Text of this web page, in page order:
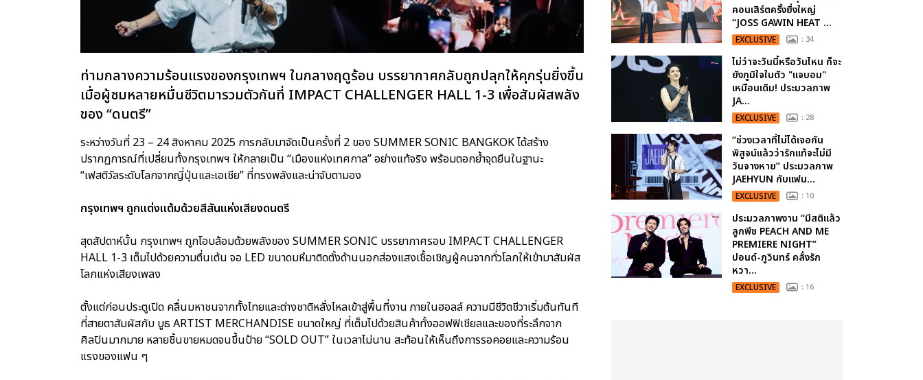
ท่ามกลางความร้อนแรงของกรุงเทพฯ ในกลางฤดูร้อน บรรยากาศกลับถูกปลุกให้คุกรุ่นยิ่งขึ้น
เมื่อผู้ชมหลายหมื่นชีวิตมารวมตัวกันที่ IMPACT CHALLENGER HALL 1-3 เพื่อสัมผัสพลัง
ของ “ดนตรี”
ระหว่างวันที่ 23 – 24 สิงหาคม 2025 การกลับมาจัดเป็นครั้งที่ 2 ของ SUMMER SONIC BANGKOK ได้สร้าง
ปรากฏการณ์ที่เปลี่ยนทั้งกรุงเทพฯ ให้กลายเป็น “เมืองแห่งเทศกาล” อย่างแท้จริง พร้อมตอกย้ำจุดยืนในฐานะ
“เฟสติวัลระดับโลกจากญี่ปุ่นและเอเชีย” ที่ทรงพลังและน่าจับตามอง
กรุงเทพฯ ถูกแต่งแต้มด้วยสีสันแห่งเสียงดนตรี
สุดสัปดาห์นั้น กรุงเทพฯ ถูกโอบล้อมด้วยพลังของ SUMMER SONIC บรรยากาศรอบ IMPACT CHALLENGER
HALL 1-3 เต็มไปด้วยความตื่นเต้น จอ LED ขนาดมหึมาติดตั้งด้านนอกส่องแสงเชื้อเชิญผู้คนจากทั่วโลกให้เข้ามาสัมผัส
โลกแห่งเสียงเพลง
ตั้งแต่ก่อนประตูเปิด คลื่นมหาชนจากทั้งไทยและต่างชาติหลั่งไหลเข้าสู่พื้นที่งาน ภายในฮอลล์ ความมีชีวิตชีวาเริ่มต้นทันที
ที่สายตาสัมผัสกับ บูธ ARTIST MERCHANDISE ขนาดใหญ่ ที่เต็มไปด้วยสินค้าทั้งออฟฟิเชียลและของที่ระลึกจาก
ศิลปินมากมาย หลายชิ้นขายหมดจนขึ้นป้าย “SOLD OUT” ในเวลาไม่นาน สะท้อนให้เห็นถึงการรอคอยและความร้อน
แรงของแฟน ๆ
คอนเสิร์ตครั้งยิ่งใหญ่
“JOSS GAWIN HEAT ...
EXCLUSIVE : 34
ไม่ว่าจะวันนี้หรือวันไหน ก็จะ
ยังภูมิใจในตัว "แจบอม"
เหมือนเดิม! ประมวลภาพ
JA...
EXCLUSIVE : 28
“ช่วงเวลาที่ไม่ได้เจอกัน
พิสูจน์แล้วว่ารักแท้จะไม่มี
วันจางหาย” ประมวลภาพ
JAEHYUN กับแฟน...
EXCLUSIVE : 10
ประมวลภาพงาน “มีสติแล้ว
ลูกพีช PEACH AND ME
PREMIERE NIGHT”
ปอนด์-ภูวินทร์ คลั่งรัก
หวา...
EXCLUSIVE : 16